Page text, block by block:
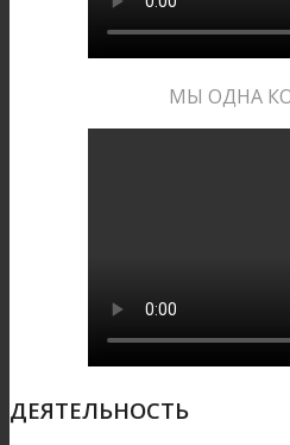
МЫ ОДНА
ДЕЯТЕЛЬНОСТЬ